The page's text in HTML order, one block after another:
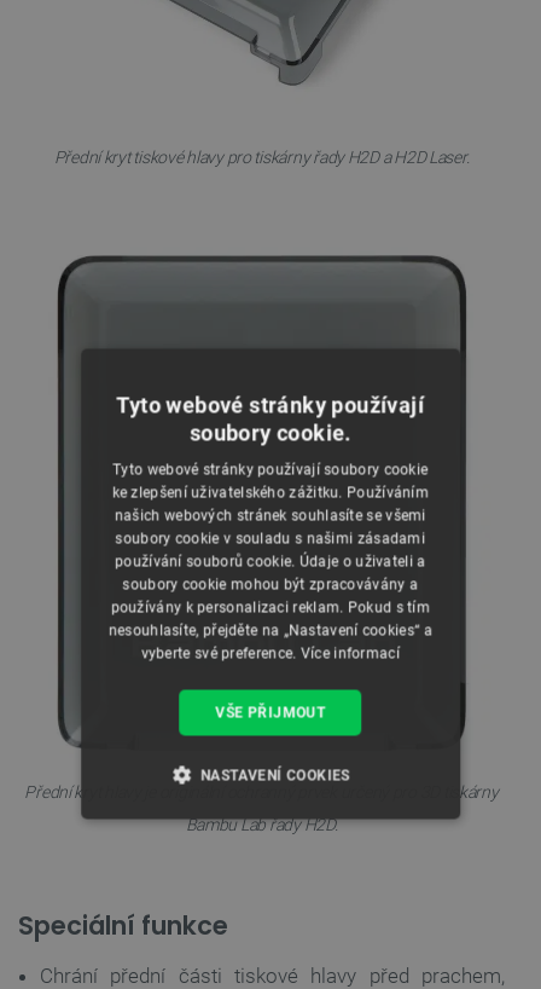
Přední kryt tiskové hlavy pro tiskárny řady H2D a H2D Laser.
Přední kryt hlavy je originální ochranný prvek určený pro 3D tiskárny
Bambu Lab řady H2D.
Speciální funkce
Chrání přední části tiskové hlavy před prachem,
Tyto webové stránky používají
soubory cookie.
Tyto webové stránky používají soubory cookie
ke zlepšení uživatelského zážitku. Používáním
našich webových stránek souhlasíte se všemi
soubory cookie v souladu s našimi zásadami
používání souborů cookie. Údaje o uživateli a
soubory cookie mohou být zpracovávány a
používány k personalizaci reklam. Pokud s tím
nesouhlasíte, přejděte na „Nastavení cookies“ a
vyberte své preference. Více informací
VŠE PŘIJMOUT
NASTAVENÍ COOKIES
NEZBYTNĚ NUTNÉ SOUBORY